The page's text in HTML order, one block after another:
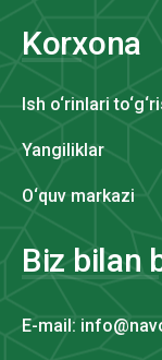
Korxona
Ish o‘rinlari
Yangiliklar
O‘quv markazi
Biz bilan
E-mail: